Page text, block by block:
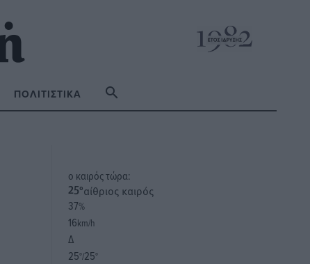
ΠΟΛΙΤΙΣΤΙΚΆ
o καιρός τώρα:
25°αίθριος καιρός
37%
16km/h
Δ
25°/25°